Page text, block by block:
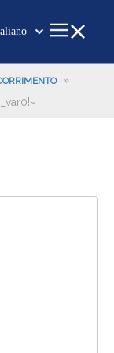
dili
»